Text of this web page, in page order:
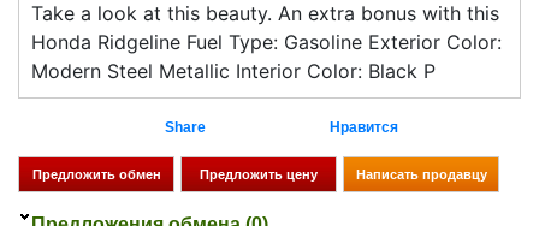
Take a look at this beauty. An extra bonus with this
Honda Ridgeline Fuel Type: Gasoline Exterior Color:
Modern Steel Metallic Interior Color: Black P
Share Нравится